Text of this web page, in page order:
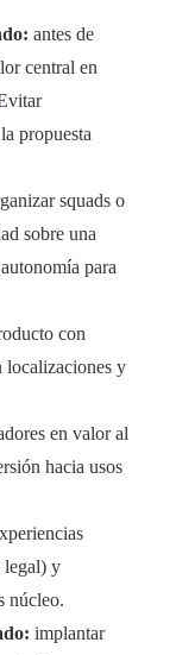
antes de
central en
propuesta
squads o
sobre una
para
con
localizaciones y
en valor al
hacia usos
legal) y
núcleo.
implantar